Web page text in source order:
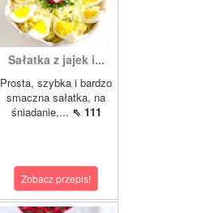
Sałatka z jajek i...
Prosta, szybka i bardzo
smaczna sałatka, na
śniadanie,... ⇖ 111
Zobacz przepis!